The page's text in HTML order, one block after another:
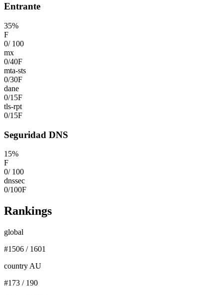
Entrante
35%
F
0/ 100
mx
0/40F
mta-sts
0/30F
dane
0/15F
tls-rpt
0/15F
Seguridad DNS
15%
F
0/ 100
dnssec
0/100F
Rankings
global
#1506 / 1601
country AU
#173 / 190